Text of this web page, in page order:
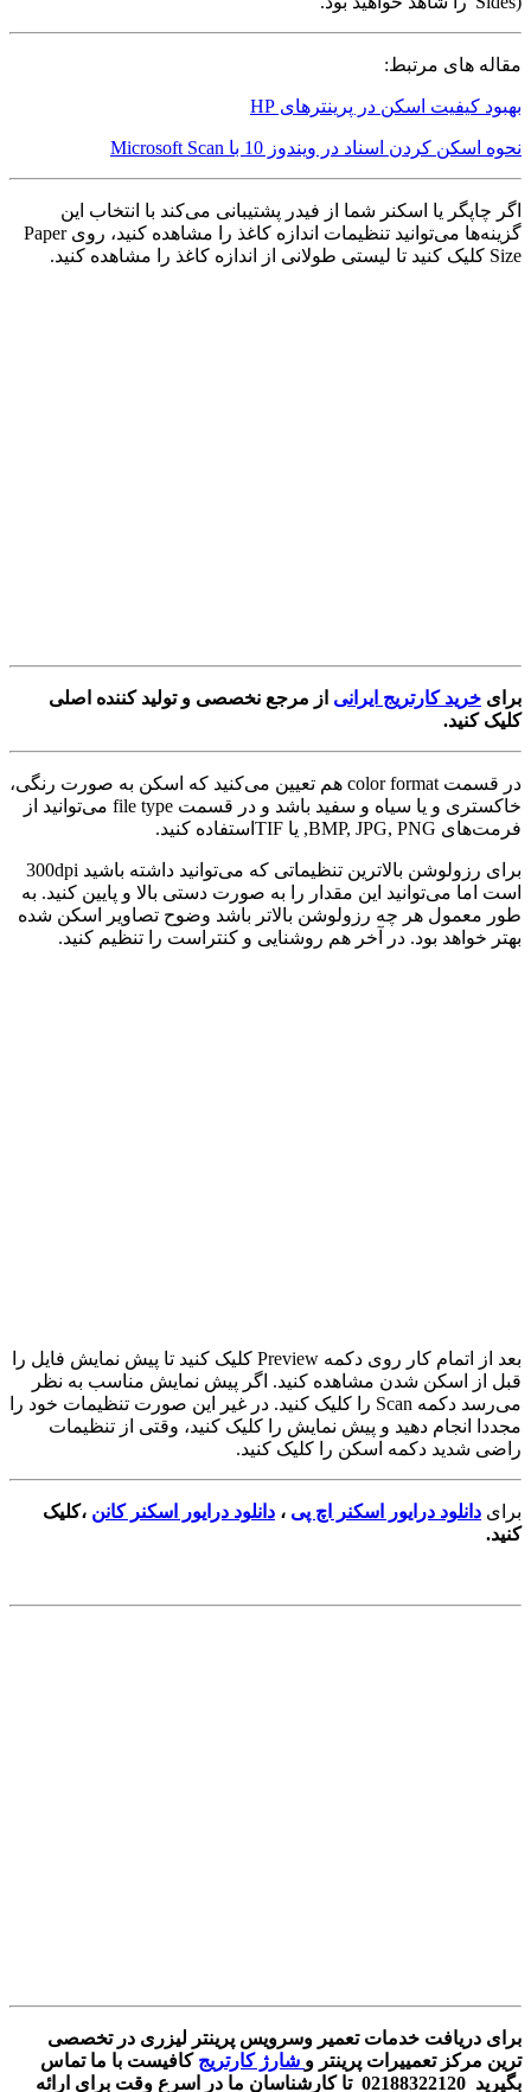
مقاله های مرتبط:
بهبود کیفیت اسکن در پرینترهای HP
نحوه اسکن کردن اسناد در ویندوز 10 با Microsoft Scan
اگر چاپگر یا اسکنر شما از فیدر پشتیبانی می‌کند با انتخاب این
گزینه‌ها می‌توانید تنظیمات اندازه کاغذ را مشاهده کنید، روی Paper
Size کلیک کنید تا لیستی طولانی از اندازه کاغذ را مشاهده کنید.
برای خرید کارتریج ایرانی از مرجع نخصصی و تولید کننده اصلی
کلیک کنید.
در قسمت color format هم تعیین می‌کنید که اسکن به صورت رنگی،
خاکستری و یا سیاه و سفید باشد و در قسمت file type می‌توانید از
فرمت‌های BMP, JPG, PNG, یا TIFاستفاده کنید.
برای رزولوشن بالاترین تنظیماتی که می‌توانید داشته باشید 300dpi
است اما می‌توانید این مقدار را به صورت دستی بالا و پایین کنید. به
طور معمول هر چه رزولوشن بالاتر باشد وضوح تصاویر اسکن شده
بهتر خواهد بود. در آخر هم روشنایی و کنتراست را تنظیم کنید.
بعد از اتمام کار روی دکمه Preview کلیک کنید تا پیش نمایش فایل را
قبل از اسکن شدن مشاهده کنید. اگر پیش نمایش مناسب به نظر
می‌رسد دکمه Scan را کلیک کنید. در غیر این صورت تنظیمات خود را
مجددا انجام دهید و پیش نمایش را کلیک کنید، وقتی از تنظیمات
راضی شدید دکمه اسکن را کلیک کنید.
برای دانلود درایور اسکنر اچ پی ، دانلود درایور اسکنر کانن ،کلیک
کنید.
برای دریافت خدمات تعمیر وسرویس پرینتر لیزری در تخصصی
ترین مرکز تعمییرات پرینتر و شارژ کارتریج کافیست با ما تماس
بگیرید 02188322120 تا کارشناسان ما در اسرع وقت برای ارائه